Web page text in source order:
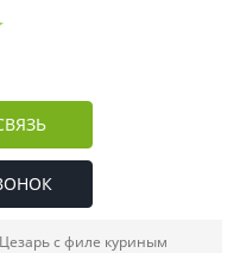
с филе куриным